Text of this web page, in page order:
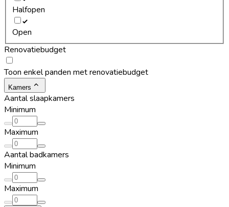
Halfopen
Open
Renovatiebudget
Toon enkel panden met renovatiebudget
Kamers
Aantal slaapkamers
Minimum
Maximum
Aantal badkamers
Minimum
Maximum